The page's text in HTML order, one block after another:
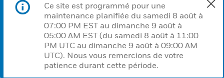
Ce site est programmé pour une
maintenance planifiée du samedi 8 août à
07:00 PM EST au dimanche 9 août à
05:00 AM EST (du samedi 8 août à 11:00
PM UTC au dimanche 9 août à 09:00 AM
UTC). Nous vous remercions de votre
patience durant cette période.